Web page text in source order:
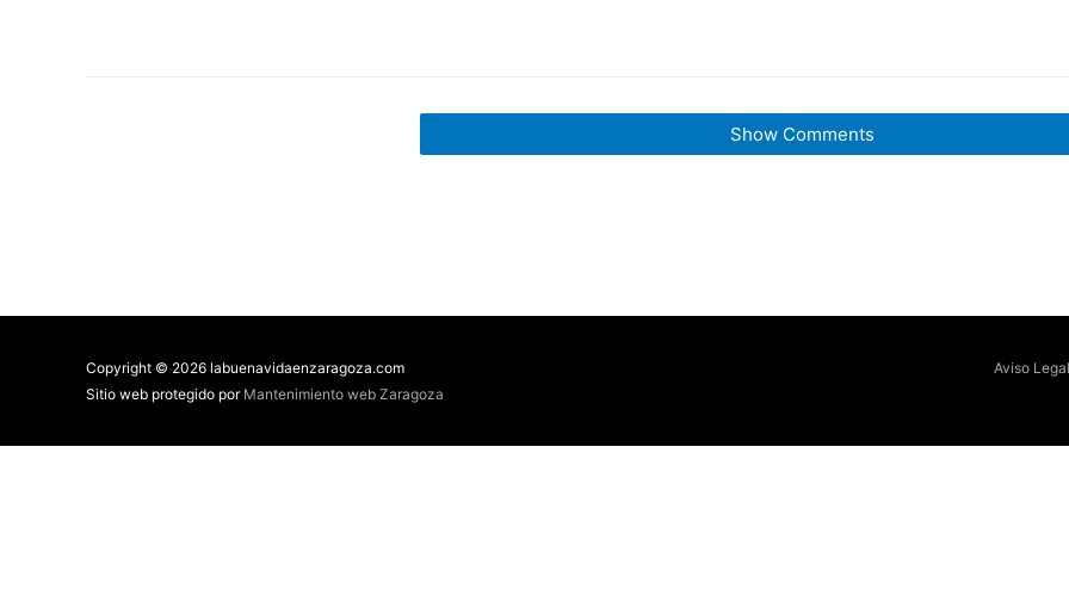
Show Comments
Copyright © 2026 labuenavidaenzaragoza.com
Sitio web protegido por Mantenimiento web Zaragoza
Aviso Legal